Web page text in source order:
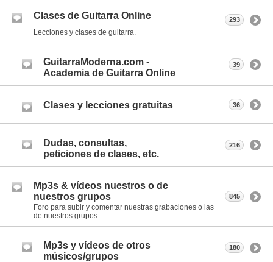
Clases de Guitarra Online
Lecciones y clases de guitarra.
293
GuitarraModerna.com -
Academia de Guitarra Online
39
Clases y lecciones gratuitas 36
Dudas, consultas,
peticiones de clases, etc.
216
Mp3s & vídeos nuestros o de
nuestros grupos
Foro para subir y comentar nuestras grabaciones o las
de nuestros grupos.
845
Mp3s y vídeos de otros
músicos/grupos
180